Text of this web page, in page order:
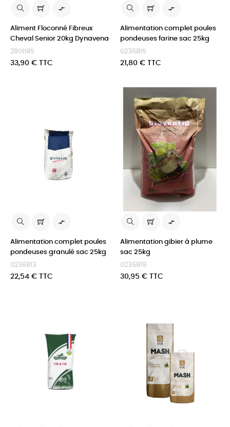

Aliment Floconné Fibreux
Cheval Senior 20kg Dynavena
2801185
Prix
33,90 € TTC

Alimentation complet poules
pondeuses farine sac 25kg
0236815
Prix
21,80 € TTC

Alimentation complet poules
pondeuses granulé sac 25kg
0236813
Prix
22,54 € TTC

Alimentation gibier à plume
sac 25kg
0236819
Prix
30,95 € TTC